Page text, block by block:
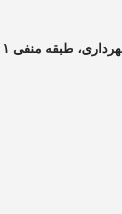
طبقه منفی ۱